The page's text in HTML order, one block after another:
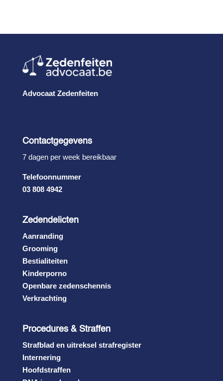
Advocaat Zedenfeiten
Contactgegevens
7 dagen per week bereikbaar
Telefoonnummer
03 808 4942
Zedendelicten
Aanranding
Grooming
Bestialiteiten
Kinderporno
Openbare zedenschennis
Verkrachting
Procedures & Straffen
Strafblad en uitreksel strafregister
Internering
Hoofdstraffen